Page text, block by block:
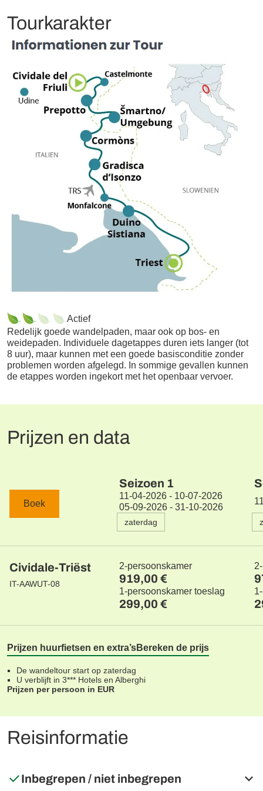
Tourkarakter
Actief
Redelijk goede wandelpaden, maar ook op bos- en
weidepaden. Individuele dagetappes duren iets langer (tot
8 uur), maar kunnen met een goede basisconditie zonder
problemen worden afgelegd. In sommige gevallen kunnen
de etappes worden ingekort met het openbaar vervoer.
Prijzen en data
Boek
Cividale-Triëst
IT-AAWUT-08
Seizoen 1
11-04-2026 - 10-07-2026
05-09-2026 - 31-10-2026
zaterdag
2-persoonskamer
919,00 €
1-persoonskamer toeslag
299,00 €
Prijzen huurfietsen en extra’sBereken de prijs
De wandeltour start op zaterdag
U verblijft in 3*** Hotels en Alberghi
Prijzen per persoon in EUR
Reisinformatie
Inbegrepen / niet inbegrepen